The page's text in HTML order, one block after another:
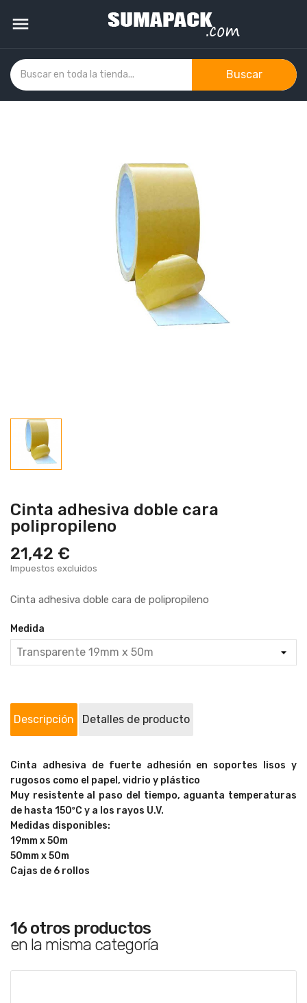

Buscar
Cinta adhesiva doble cara
polipropileno
21,42 €
Impuestos excluidos
Cinta adhesiva doble cara de polipropileno
Medida
Descripción Detalles de producto
Cinta adhesiva de fuerte adhesión en soportes lisos y
rugosos como el papel, vidrio y plástico
Muy resistente al paso del tiempo, aguanta temperaturas
de hasta 150ºC y a los rayos U.V.
Medidas disponibles:
19mm x 50m
50mm x 50m
Cajas de 6 rollos
16 otros productos
en la misma categoría